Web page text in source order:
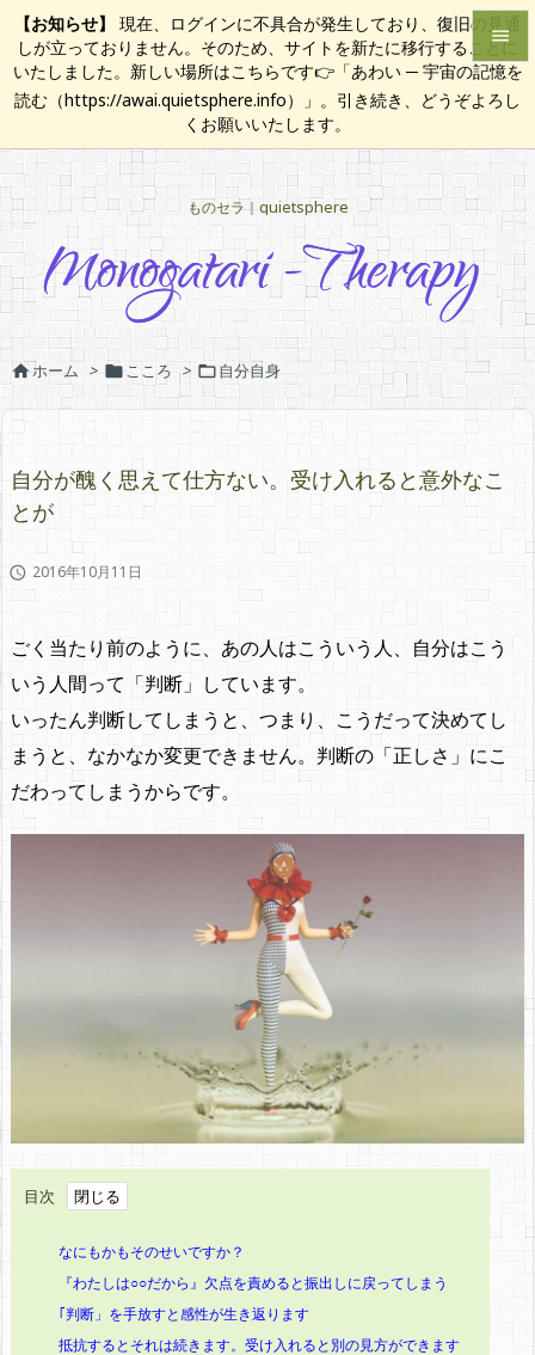
【お知らせ】
現在、ログインに不具合が発生しており、復旧の見通
しが立っておりません。そのため、サイトを新たに移行することに
いたしました。新しい場所はこちらです👉「あわい ─ 宇宙の記憶を
読む（https://awai.quietsphere.info）」。引き続き、どうぞよろし
くお願いいたします。
ものセラ｜quietsphere


メニュ

サイド


次へ

検索
ホーム > こころ > 自分自身
自分が醜く思えて仕方ない。受け入れると意外なこ
とが
 2016年10月11日
ごく当たり前のように、あの人はこういう人、自分はこう
いう人間って「判断」しています。
いったん判断してしまうと、つまり、こうだって決めてし
まうと、なかなか変更できません。判断の「正しさ」にこ
だわってしまうからです。
目次
なにもかもそのせいですか？
『わたしは○○だから』欠点を責めると振出しに戻ってしまう
｢判断」を手放すと感性が生き返ります
抵抗するとそれは続きます。受け入れると別の見方ができます